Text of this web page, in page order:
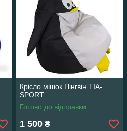
Крісло мішок Пінгвін TIA-
SPORT
Готово до відправки
1 500 ₴